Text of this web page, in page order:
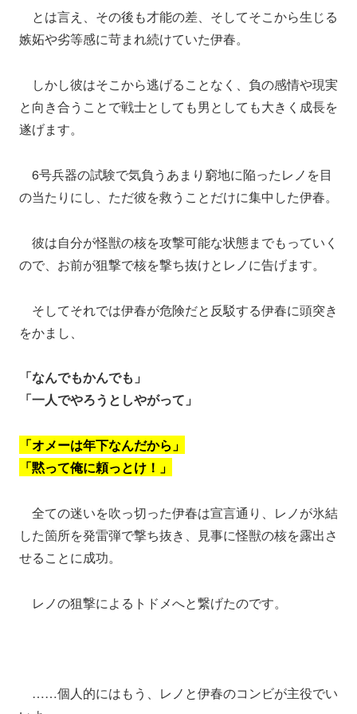
とは言え、その後も才能の差、そしてそこから生じる
嫉妬や劣等感に苛まれ続けていた伊春。
しかし彼はそこから逃げることなく、負の感情や現実
と向き合うことで戦士としても男としても大きく成長を
遂げます。
6号兵器の試験で気負うあまり窮地に陥ったレノを目
の当たりにし、ただ彼を救うことだけに集中した伊春。
彼は自分が怪獣の核を攻撃可能な状態までもっていく
ので、お前が狙撃で核を撃ち抜けとレノに告げます。
そしてそれでは伊春が危険だと反駁する伊春に頭突き
をかまし、
「なんでもかんでも」
「一人でやろうとしやがって」
「オメーは年下なんだから」
「黙って俺に頼っとけ！」
全ての迷いを吹っ切った伊春は宣言通り、レノが氷結
した箇所を発雷弾で撃ち抜き、見事に怪獣の核を露出さ
せることに成功。
レノの狙撃によるトドメへと繋げたのです。
……個人的にはもう、レノと伊春のコンビが主役でい